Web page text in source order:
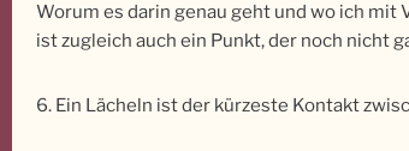
Worum es darin genau geht und wo ich
ist zugleich auch ein Punkt, der noch nicht
6. Ein Lächeln ist der kürzeste Kontakt